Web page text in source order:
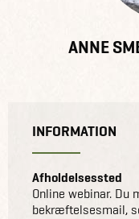
inspirationswebinar
detaljeret info om
ANNE
INFORMATION
Afholdelsessted
Online webinar. Du
bekræftelsesmail,